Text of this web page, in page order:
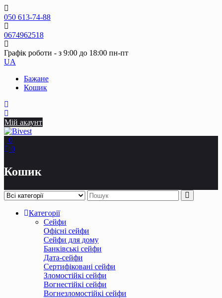
Skip
to
content
050 613-74-88
0674962518
Графік роботи - з 9:00 до 18:00 пн-пт
UA
Бажане
Кошик
Мій акаунт
0
0
Кошик
Категорії
Сейфи
Офісні сейфи
Сейфи для дому
Банківські сейфи
Дата-сейфи
Сертифіковані сейфи
Зломостійкі сейфи
Вогнестійкі сейфи
Вогнезломостійкі сейфи